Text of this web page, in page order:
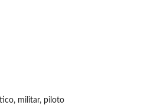
militar, piloto